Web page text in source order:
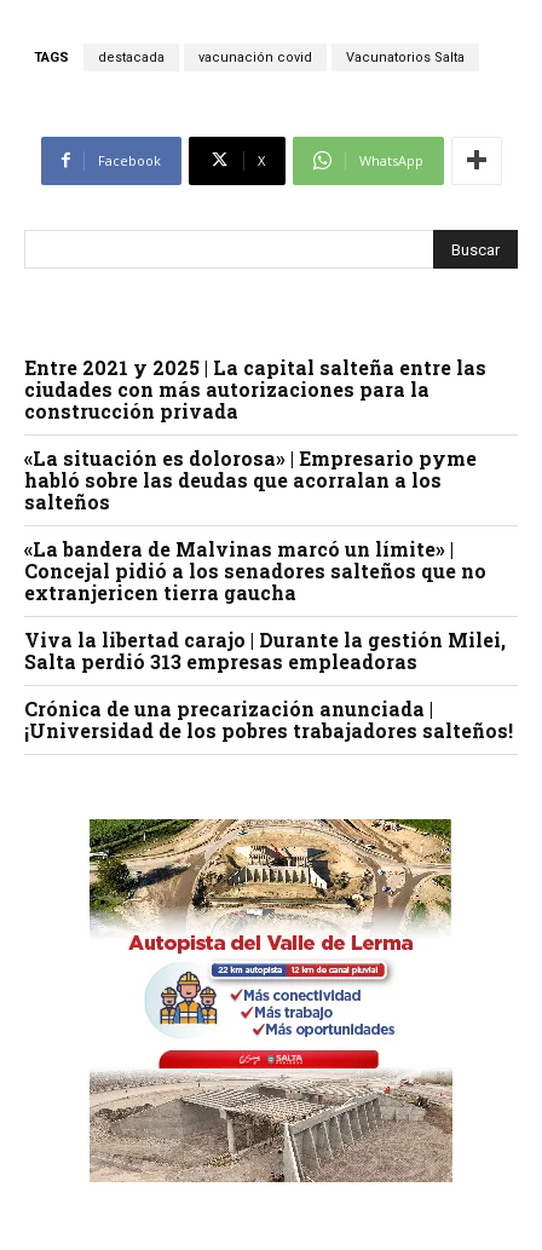
TAGS destacada vacunación covid Vacunatorios Salta
Facebook X WhatsApp
Entre 2021 y 2025 | La capital salteña entre las
ciudades con más autorizaciones para la
construcción privada
«La situación es dolorosa» | Empresario pyme
habló sobre las deudas que acorralan a los
salteños
«La bandera de Malvinas marcó un límite» |
Concejal pidió a los senadores salteños que no
extranjericen tierra gaucha
Viva la libertad carajo | Durante la gestión Milei,
Salta perdió 313 empresas empleadoras
Crónica de una precarización anunciada |
¡Universidad de los pobres trabajadores salteños!